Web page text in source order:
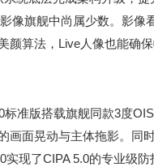
像旗舰中尚属少数。影像
颜算法，Live人像也能确
准版搭载旗舰同款3度
画面晃动与主体拖影。同
现了CIPA 5.0的专业级